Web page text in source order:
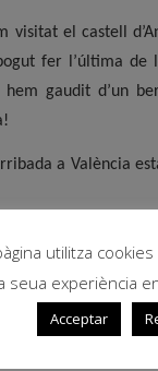
el castell
fer l’última de
hem gaudit d’un
a València
utilitza
seua experiència
Acceptar